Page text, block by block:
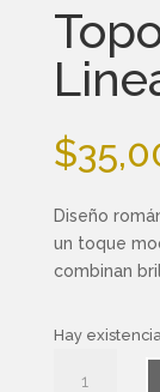
$
Diseño
un toque
combinan
Hay
Corazón